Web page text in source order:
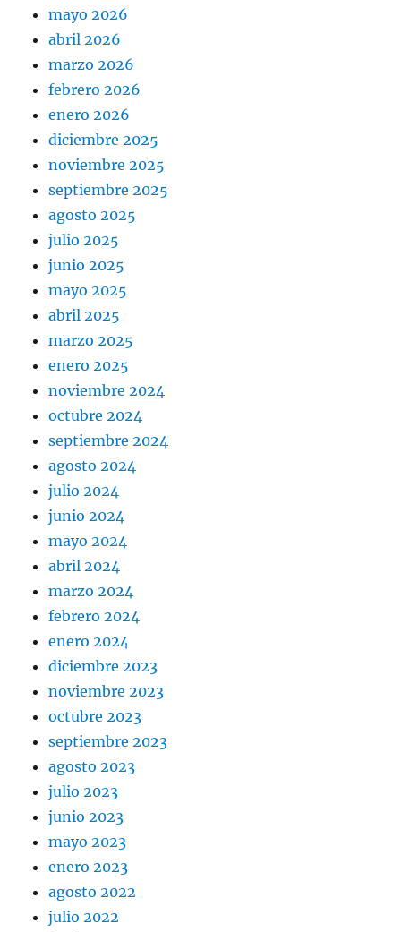
mayo 2026
abril 2026
marzo 2026
febrero 2026
enero 2026
diciembre 2025
noviembre 2025
septiembre 2025
agosto 2025
julio 2025
junio 2025
mayo 2025
abril 2025
marzo 2025
enero 2025
noviembre 2024
octubre 2024
septiembre 2024
agosto 2024
julio 2024
junio 2024
mayo 2024
abril 2024
marzo 2024
febrero 2024
enero 2024
diciembre 2023
noviembre 2023
octubre 2023
septiembre 2023
agosto 2023
julio 2023
junio 2023
mayo 2023
enero 2023
agosto 2022
julio 2022